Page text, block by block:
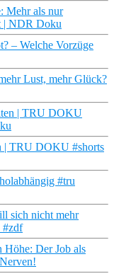
Mehr als nur
| NDR Doku
– Welche Vorzüge
Lust, mehr Glück?
| TRU DOKU
| TRU DOKU #shorts
#tru
sich nicht mehr
#zdf
Höhe: Der Job als